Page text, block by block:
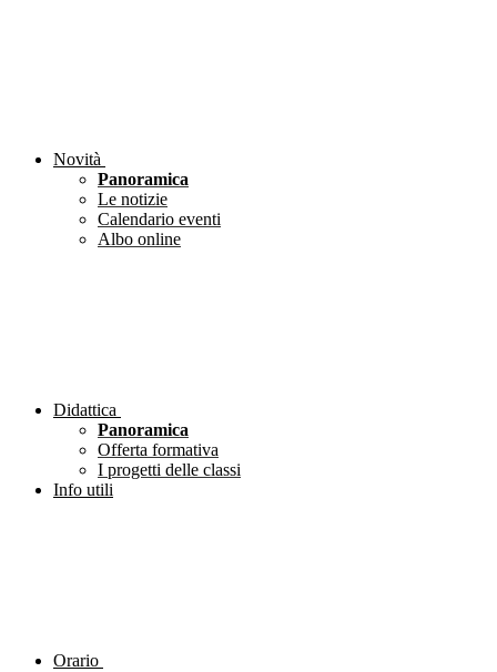
Novità
Panoramica
Le notizie
Calendario eventi
Albo online
Didattica
Panoramica
Offerta formativa
I progetti delle classi
Info utili
Orario